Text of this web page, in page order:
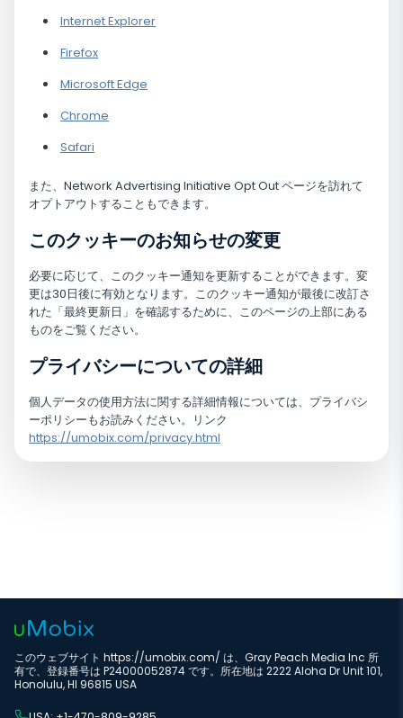
Internet Explorer
Firefox
Microsoft Edge
Chrome
Safari
また、Network Advertising Initiative Opt Out ページを訪れて
オプトアウトすることもできます。
このクッキーのお知らせの変更
必要に応じて、このクッキー通知を更新することができます。変
更は30日後に有効となります。このクッキー通知が最後に改訂さ
れた「最終更新日」を確認するために、このページの上部にある
ものをご覧ください。
プライバシーについての詳細
個人データの使用方法に関する詳細情報については、プライバシ
ーポリシーもお読みください。リンク
https://umobix.com/privacy.html
このウェブサイト https://umobix.com/ は、Gray Peach Media Inc 所
有で、登録番号は P24000052874 です。所在地は 2222 Aloha Dr Unit 101,
Honolulu, HI 96815 USA